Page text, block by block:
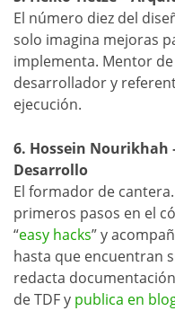
El número diez del
solo imagina mejoras
implementa. Mentor
desarrollador y
ejecución.
6. Hossein Nourikhah
Desarrollo
El formador de
primeros pasos en el
“easy hacks” y
hasta que encuentran
redacta
de TDF y publica en